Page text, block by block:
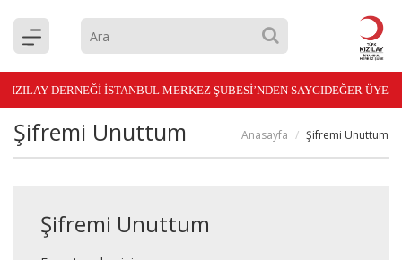
DERNEĞİ İSTANBUL MERKEZ ŞUBESİ’NDEN SAYGIDEĞER
Şifremi Unuttum Anasayfa Şifremi Unuttum
Şifremi Unuttum